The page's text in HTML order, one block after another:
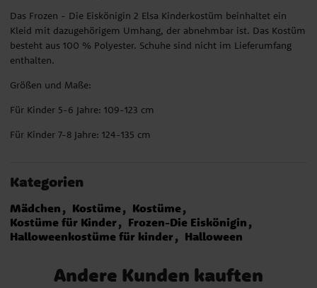
Das Frozen - Die Eiskönigin 2 Elsa Kinderkostüm beinhaltet ein
Kleid mit dazugehörigem Umhang, der abnehmbar ist. Das Kostüm
besteht aus 100 % Polyester. Schuhe sind nicht im Lieferumfang
enthalten.
Größen und Maße:
Für Kinder 5-6 Jahre: 109-123 cm
Für Kinder 7-8 Jahre: 124-135 cm
Kategorien
Mädchen Kostüme
Kostüme
Kostüme für Kinder
Frozen-Die Eiskönigin
Halloweenkostüme für kinder
Halloween
Andere Kunden kauften